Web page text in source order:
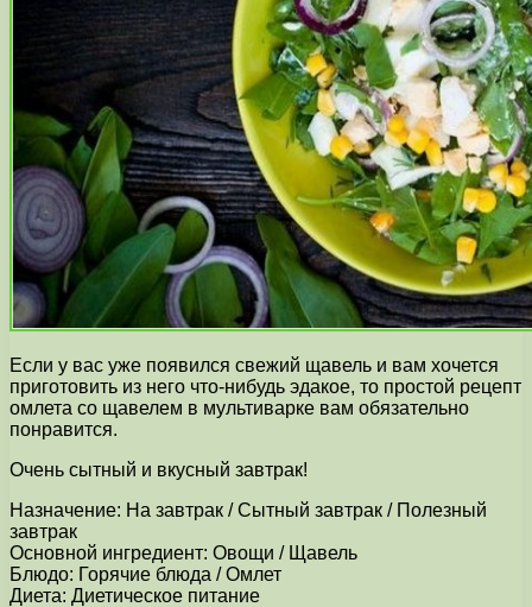
Если у вас уже появился свежий щавель и вам хочется
приготовить из него что-нибудь эдакое, то простой рецепт
омлета со щавелем в мультиварке вам обязательно
понравится.
Очень сытный и вкусный завтрак!
Назначение: На завтрак / Сытный завтрак / Полезный
завтрак
Основной ингредиент: Овощи / Щавель
Блюдо: Горячие блюда / Омлет
Диета: Диетическое питание